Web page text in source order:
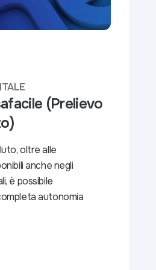
(Prelievo
oltre alle
anche negli
è possibile
autonomia